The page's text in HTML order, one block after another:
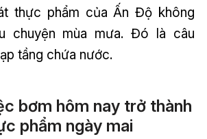
thực phẩm của Ấn Độ không
chuyện mùa mưa. Đó là câu
tầng chứa nước.
bơm hôm nay trở thành
phẩm ngày mai